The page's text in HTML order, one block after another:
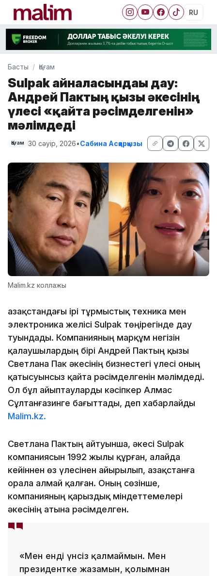
RU
Басты Қоғам
Sulpak айналасындағы дау:
Андрей Пактың қызы әкесінің
үлесі «қайта рәсімделгенін»
мәлімдеді
Қоғам 30 сәуір, 2026•Сабина Асқарқызы
Malim.kz коллажы
Қазақстандағы ірі тұрмыстық техника мен
электроника желісі Sulpak төңірегінде дау
туындады. Компанияның марқұм негізін
қалаушылардың бірі Андрей Пактың қызы
Светлана Пак әкесінің бизнестегі үлесі оның
қатысуынсыз қайта рәсімделгенін мәлімдеді.
Ол бұл айыптауларды кәсіпкер Алмас
Сұлтанғазинге бағыттады, деп хабарлайды
Malim.kz.
Светлана Пактың айтуынша, әкесі Sulpak
компаниясын 1992 жылы құрған, алайда
кейіннен өз үлесінен айырылып, Қазақстанға
орала алмай қалған. Оның сөзінше,
компанияның қарыздық міндеттемелері
әкесінің атына рәсімделген.
«Мен енді үнсіз қалмаймын. Мен
президентке жазамын, қолымнан